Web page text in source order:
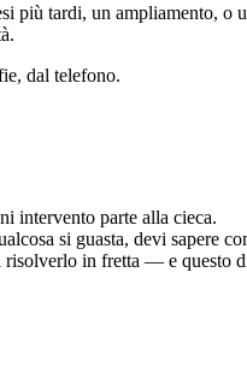
tardi, un ampliamento, o
dal telefono.
intervento parte alla cieca.
si guasta, devi sapere
in fretta — e questo